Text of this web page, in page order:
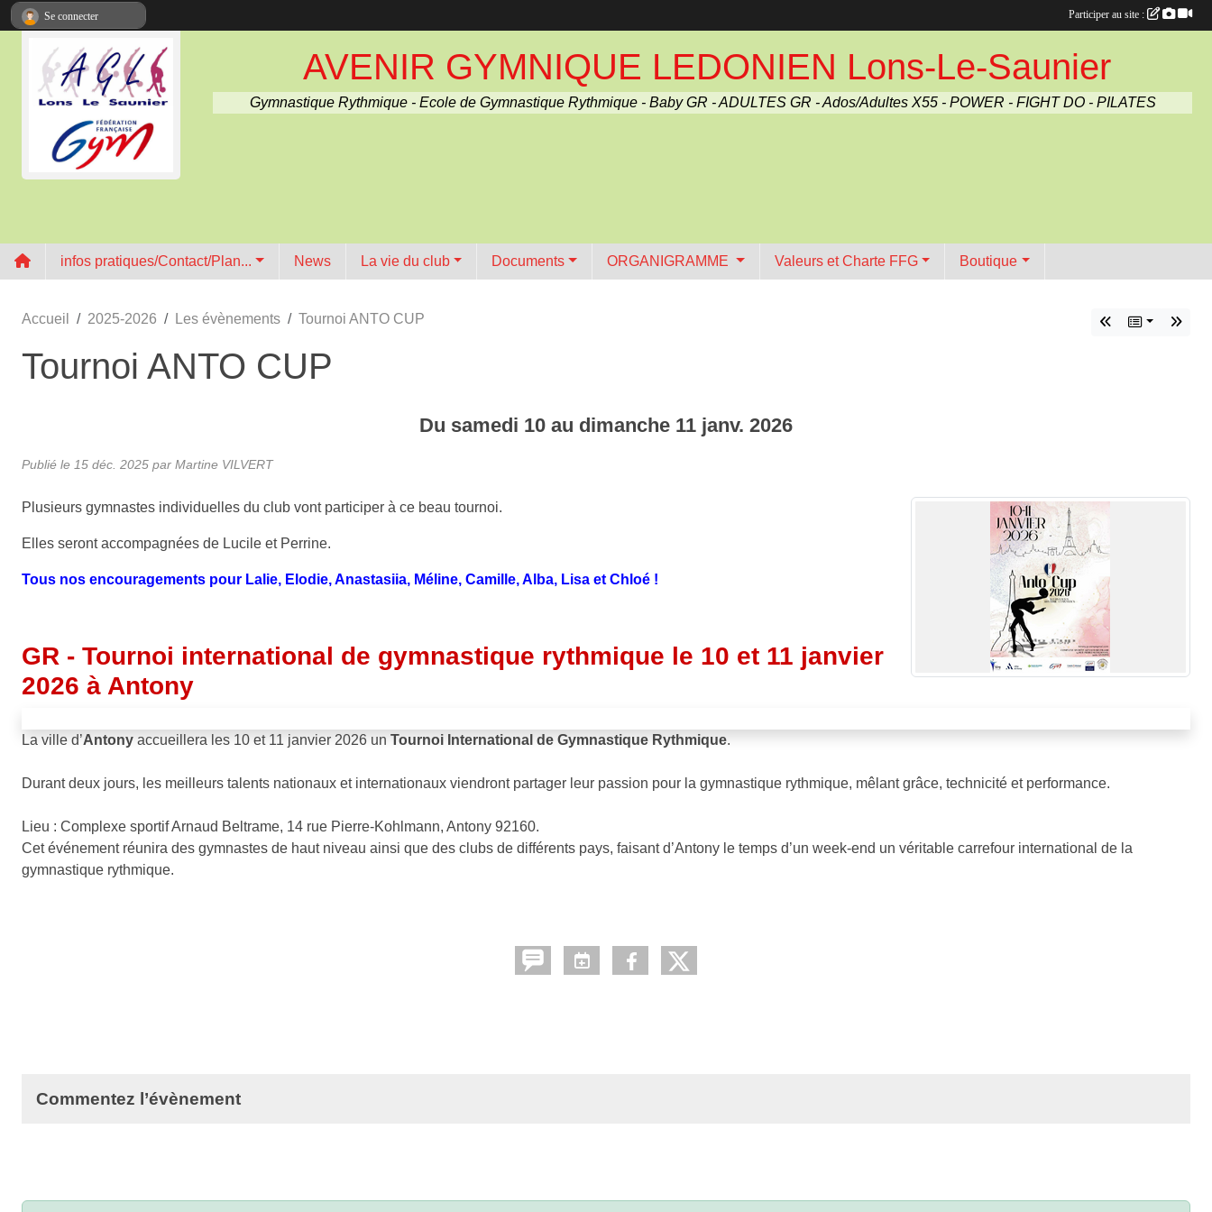
AVENIR GYMNIQUE LEDONIEN Lons-Le-Saunier
Gymnastique Rythmique - Ecole de Gymnastique Rythmique - Baby GR - ADULTES GR - Ados/Adultes X55 - POWER - FIGHT DO - PILATES
infos pratiques/Contact/Plan... News La vie du club Documents ORGANIGRAMME Valeurs et Charte FFG Boutique
Accueil 2025-2026 Les évènements Tournoi ANTO CUP
Tournoi ANTO CUP
Du samedi 10 au dimanche 11 janv. 2026
Publié le 15 déc. 2025 par Martine VILVERT
Plusieurs gymnastes individuelles du club vont participer à ce beau tournoi.
Elles seront accompagnées de Lucile et Perrine.
Tous nos encouragements pour Lalie, Elodie, Anastasiia, Méline, Camille, Alba, Lisa et Chloé !
GR - Tournoi international de gymnastique rythmique le 10 et 11 janvier
2026 à Antony
La ville d’Antony accueillera les 10 et 11 janvier 2026 un Tournoi International de Gymnastique Rythmique.
Durant deux jours, les meilleurs talents nationaux et internationaux viendront partager leur passion pour la gymnastique rythmique, mêlant grâce, technicité et performance.
Lieu : Complexe sportif Arnaud Beltrame, 14 rue Pierre-Kohlmann, Antony 92160.
Cet événement réunira des gymnastes de haut niveau ainsi que des clubs de différents pays, faisant d’Antony le temps d’un week-end un véritable carrefour international de la
gymnastique rythmique.
Commentez l’évènement
Se connecter Participer au site :
Panneau de gestion des cookies